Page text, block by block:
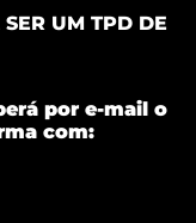
UM TPD DE
por e-mail o
com: